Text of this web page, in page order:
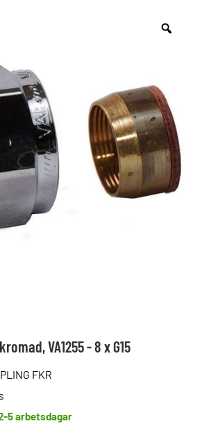
VA1255 - 8 x G15
FKR
5 arbetsdagar